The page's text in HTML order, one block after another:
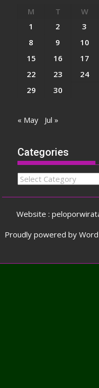
M T W
1
2 3
8
9 10
15
16 17
22
23 24
29
30
« May Jul »
Categories
Categories
Website :
Proudly powered by